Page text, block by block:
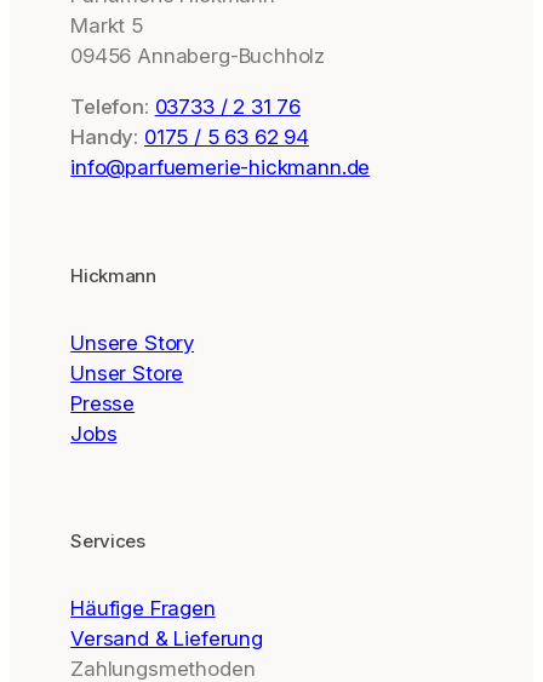
Markt 5
09456 Annaberg-Buchholz
Telefon: 03733 / 2 31 76
Handy: 0175 / 5 63 62 94
info@parfuemerie-hickmann.de
Hickmann
Unsere Story
Unser Store
Presse
Jobs
Services
Häufige Fragen
Versand & Lieferung
Zahlungsmethoden